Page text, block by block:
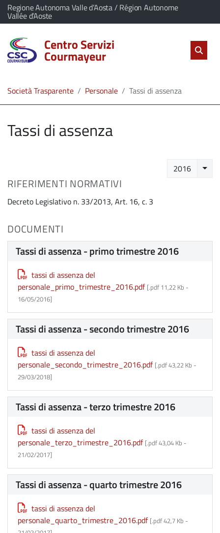
vai al contenuto
vai al menu principale
Home
Servizi
L'Amministrazione
Linea
Il comune di Centro Servizi Courmayeur appartiene a:
Regione Autonoma Valle d’Aosta / Région Autonome
Vallée d’Aoste(Apre il link in una nuova scheda)
Centro Servizi
Courmayeur
salta
Società Trasparente Personale Tassi di assenza
Tassi di assenza
2016
RIFERIMENTI NORMATIVI
Decreto Legislativo n. 33/2013, Art. 16, c. 3
DOCUMENTI
Tassi di assenza - primo trimestre 2016
tassi di assenza del
personale_primo_trimestre_2016.pdf [.pdf 11,22 Kb -
16/05/2016]
Tassi di assenza - secondo trimestre 2016
tassi di assenza del
personale_secondo_trimestre_2016.pdf [.pdf 43,22 Kb -
29/03/2018]
Tassi di assenza - terzo trimestre 2016
tassi di assenza del
personale_terzo_trimestre_2016.pdf [.pdf 43,04 Kb -
21/02/2017]
Tassi di assenza - quarto trimestre 2016
tassi di assenza del
personale_quarto_trimestre_2016.pdf [.pdf 42,7 Kb -